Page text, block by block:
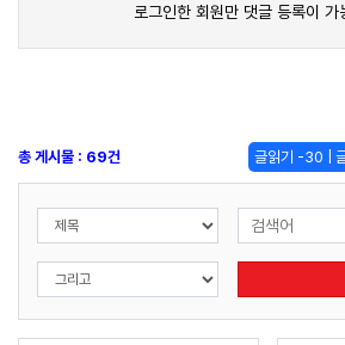
로그인한 회원만 댓글 등록이 가
글읽기 -30 |
총 게시물 : 69건